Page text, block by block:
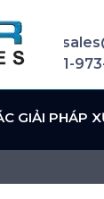
1-
GIẢI PHÁP